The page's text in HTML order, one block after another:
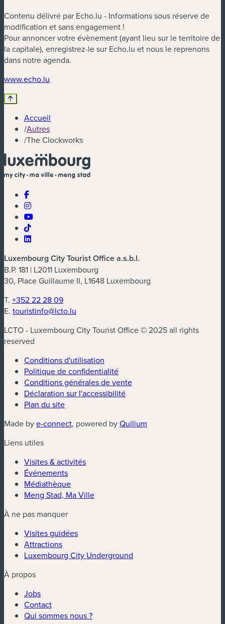
Contenu délivré par Echo.lu - Informations sous réserve de
modification et sans engagement !
Pour annoncer votre évènement (ayant lieu sur le territoire de
la capitale), enregistrez-le sur Echo.lu et nous le reprenons
dans notre agenda.
www.echo.lu
Accueil
/Autres
/The Clockworks
Luxembourg City Tourist Office a.s.b.l.
B.P. 181 | L2011 Luxembourg
30, Place Guillaume II, L1648 Luxembourg
T. +352 22 28 09
E. touristinfo@lcto.lu
LCTO - Luxembourg City Tourist Office © 2025 all rights
reserved
Conditions d'utilisation
Politique de confidentialité
Conditions générales de vente
Déclaration sur l'accessibilité
Plan du site
Made bye-connect(nouvelle fenêtre)
, powered byQuilium
Liens utiles
Visites & activités
Événements
Médiathèque
Meng Stad, Ma Ville
À ne pas manquer
Visites guidées
Attractions
Luxembourg City Underground
À propos
Jobs
Contact
Qui sommes nous ?